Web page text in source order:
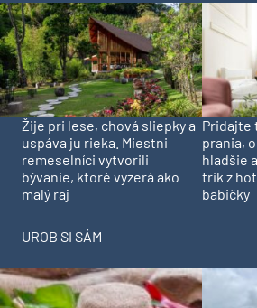
Žije pri lese, chová sliepky a
uspáva ju rieka. Miestni
remeselníci vytvorili
bývanie, ktoré vyzerá ako
malý raj
Pridajte
prania,
hladšie
trik z
babičky
UROB SI SÁM